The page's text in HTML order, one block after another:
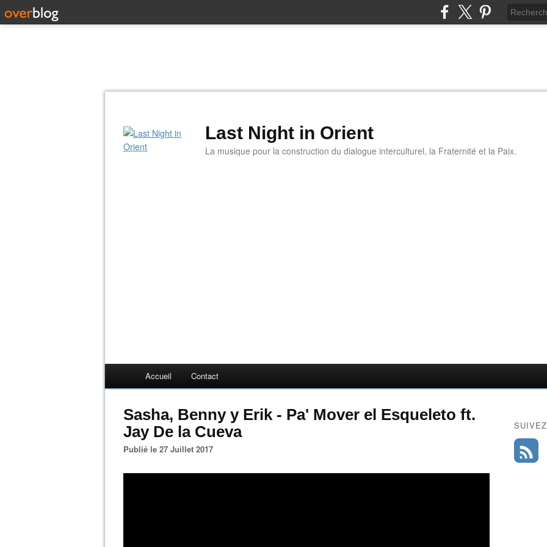
Last Night in Orient
La musique pour la construction du dialogue interculturel, la Fraternité et la Paix.
Accueil Contact
Sasha, Benny y Erik - Pa' Mover el Esqueleto ft.
Jay De la Cueva
Publié le 27 Juillet 2017